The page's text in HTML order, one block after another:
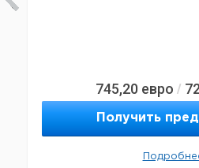
745,20 евро /
Получить